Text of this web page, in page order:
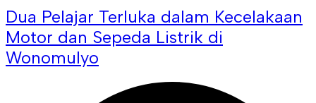
Dua Pelajar Terluka dalam Kecelakaan
Motor dan Sepeda Listrik di
Wonomulyo